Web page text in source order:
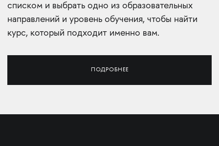
списком и выбрать одно из образовательных
направлений и уровень обучения, чтобы найти
курс, который подходит именно вам.
ПОДРОБНЕЕ